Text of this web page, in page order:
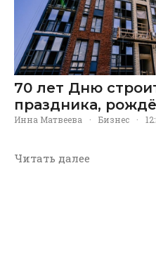
70 лет Дню
праздника,
Инна Матвеева · Бизнес ·
Читать далее